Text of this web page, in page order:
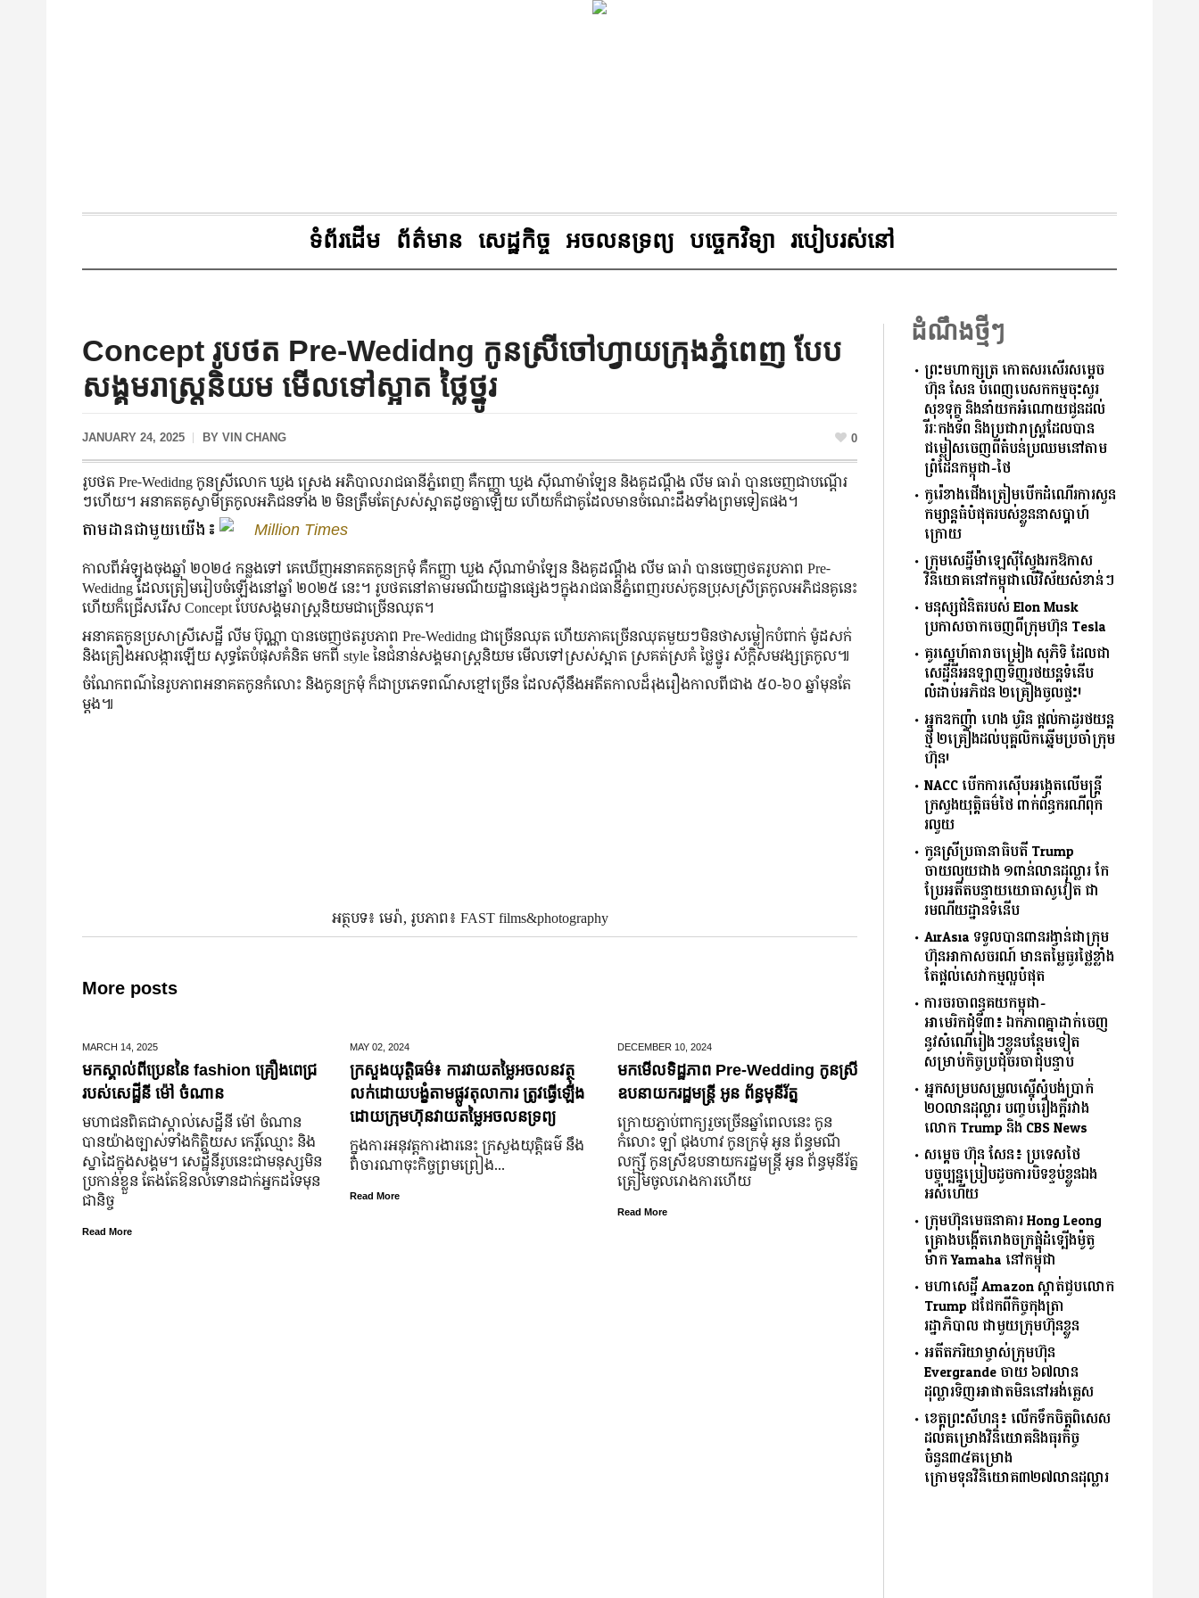
ទំព័រដើម ព័ត៌មាន សេដ្ឋកិច្ច អចលនទ្រព្យ បច្ចេកវិទ្យា របៀបរស់នៅ
Concept រូបថត Pre-Wedidng កូនស្រីចៅហ្វាយក្រុងភ្នំពេញ បែប
សង្គមរាស្រ្តនិយម មើលទៅស្អាត ថ្លៃថ្នូរ
JANUARY 24, 2025 BY VIN CHANG 0
រូបថត Pre-Wedidng កូន​ស្រី​លោក ឃួង ស្រេង អភិបាល​រាជធានី​ភ្នំពេញ គឺ​កញ្ញា ឃួង ស៊ីណាម៉ាឡែន និង​គូ​ដណ្ដឹង លីម ធារ៉ា បាន​ចេញ​ជា​បណ្ដើរ​
ៗ​ហើយ។ អនាគត​គូ​ស្វាមី​ត្រកូល​អភិជន​ទាំង ២ មិន​ត្រឹម​តែ​ស្រស់​ស្អាត​ដូច​គ្នា​ឡើយ ហើយ​ក៏​ជា​គូ​ដែល​មាន​ចំណេះ​ដឹង​ទាំង​ព្រម​ទៀត​ផង។
តាមដានជាមួយយើង៖ Million Times
កាល​ពី​អំឡុង​ចុង​ឆ្នាំ ២០២៤ កន្លង​ទៅ គេឃើញ​​អនាគត​កូន​ក្រមុំ គឺកញ្ញា ឃួង ស៊ីណាម៉ាឡែន និង​គូ​ដណ្ដឹង លីម ធារ៉ា បាន​ចេញ​ថត​រូបភាព Pre-
Wedidng ដែល​ត្រៀម​រៀបចំ​ឡើង​នៅ​ឆ្នាំ ២០២៥ នេះ។ រូប​ថត​នៅ​តាម​រមណីយដ្ឋាន​ផ្សេង​ៗ​ក្នុង​រាជធានី​ភ្នំពេញ​របស់​កូន​ប្រុស​ស្រី​ត្រកូល​អភិជន​គូ​នេះ
ហើយ​ក៏​ជ្រើសរើស Concept បែប​សង្គម​រាស្រ្តនិយម​ជាច្រើន​ឈុត។
អនាគត​​កូន​ប្រសា​ស្រី​សេដ្ឋី លីម ប៊ុណ្ណា បានចេញ​ថត​រូបភាព Pre-Wedidng ជាច្រើន​ឈុត ហើយ​ភាគច្រើន​ឈុត​មួយ​ៗ​មិន​ថា​សម្លៀកបំពាក់ ម៉ូដ​សក់
និង​គ្រឿងអលង្ការ​ឡើយ សុទ្ធតែ​បំផុសគំនិត ​មក​ពី style នៃ​ជំនាន់​សង្គម​រាស្ត្រ​និយម មើល​ទៅ​ស្រស់​ស្អាត ស្រគត់ស្រគំ ថ្លៃថ្នូរ ស័ក្តិសម​វង្សត្រកូល៕
ចំណែក​ពណ៌​នៃ​រូបភាព​អនាគតកូន​កំលោះ និង​កូនក្រមុំ ក៏​ជា​ប្រភេទ​ពណ៌​សខ្មៅច្រើន ដែល​ស៊ីនឹង​អតីតកាល​ដ៏​រុងរឿង​កាលពី​ជាង ៥០-៦០ ឆ្នាំ​មុន​តែ
ម្ដង៕
អត្ថបទ៖ មេរ៉ា, រូបភាព៖ FAST films&photography
More posts
MARCH 14, 2025
មកស្គាល់ពីប្រេននៃ​ fashion គ្រឿងពេជ្រ
របស់សេដ្ឋីនី ម៉ៅ ចំណាន
មហាជន​ពិតជា​ស្គាល់​សេដ្ឋី​នី ម៉ៅ ចំណាន
បាន​យ៉ាង​ច្បាស់​ទាំង​កិត្តិយស កេរ្តិ៍ឈ្មោះ និង​
ស្នាដៃ​ក្នុង​សង្គម។ សេដ្ឋី​នី​រូប​នេះ​ជា​មនុស្ស​មិន​
ប្រកាន់​ខ្លួន តែងតែ​ឱនលំទោន​ដាក់​អ្នក​ដទៃ​មុន​
ជានិច្ច
Read More
MAY 02, 2024
ក្រសួងយុត្តិធម៌៖ ការវាយតម្លៃអចលនវត្ថុ
លក់ដោយបង្ខំតាមផ្លូវតុលាការ ត្រូវធ្វើឡើង
ដោយក្រុមហ៊ុនវាយតម្លៃអចលនទ្រព្យ
ក្នុងការអនុវត្តការងារនេះ ក្រសួងយុត្តិធម៌ នឹង
ពិចារណាចុះកិច្ចព្រមព្រៀង...
Read More
DECEMBER 10, 2024
មកមើលទិដ្ឋភាព Pre-Wedding កូនស្រី
ឧបនាយករដ្ឋមន្រ្តី អូន ព័ន្ធមុនីរ័ត្ន
ក្រោយ​ភ្ជាប់​ពាក្យ​រួច​ច្រើន​ឆ្នាំ​ពេលនេះ កូន
កំលោះ ឡាំ ជុងហាវ កូនក្រមុំ អូន ព័ន្ធមណី
លក្ស្មី កូនស្រី​ឧបនាយករដ្ឋមន្ត្រី អូន ព័ន្ធមុនីរ័ត្ន
ត្រៀម​ចូល​រោងការ​ហើយ
Read More
ដំណឹងថ្មីៗ
ព្រះមហាក្សត្រ កោតសរសើរសម្តេច
ហ៊ុន សែន បំពេញបេសកកម្មចុះសួរ
សុខទុក្ខ និងនាំយកអំណោយជូនដល់
រីរៈកងទ័ព និងប្រជារាស្ត្រដែលបាន
ជម្លៀសចេញពីតំបន់ប្រឈមនៅតាម
ព្រំដែនកម្ពុជា-ថៃ
កូរ៉េខាងជើងត្រៀមបើកដំណើរការសួន
កម្សាន្តធំបំផុតរបស់ខ្លួននាសប្ដាហ៍
ក្រោយ
ក្រុមសេដ្ឋីម៉ាឡេស៊ីស្វែងរកឱកាស
វិនិយោគនៅកម្ពុជាលើវិស័យសំខាន់ៗ
មនុស្សជំនិតរបស់ Elon Musk
ប្រកាសចាកចេញពីក្រុមហ៊ុន Tesla
គូរស្នេហ៍តារាចម្រៀង សុភិទិ ដែលជា
សេដ្ឋីនីអនឡាញទិញរថយន្តទំនើប
លំដាប់អភិជន ២គ្រឿងចូលផ្ទះ!
អ្នកឧកញ៉ា ហេង បូរិន ផ្តល់កាដូរថយន្ត
ថ្មី ២គ្រឿងដល់បុគ្គលិកឆ្នើមប្រចាំក្រុម
ហ៊ុន!
NACC បើកការស៊ើបអង្កេតលើមន្ត្រី
ក្រសួងយុត្តិធម៌ថៃ ពាក់ព័ន្ធករណីពុក
រលួយ
កូនស្រីប្រធានាធិបតី Trump
ចាយលុយជាង ១ពាន់លានដុល្លារ កែ
ប្រែអតីតបន្ទាយយោធាសូវៀត ជា
រមណីយដ្ឋានទំនើប
AirAsia ទទួលបានពានរង្វាន់ជាក្រុម
ហ៊ុនអាកាសចរណ៍ មានតម្លៃធូរថ្លៃខ្លាំង
តែផ្ដល់សេវាកម្មល្អបំផុត
ការចរចាពន្ធគយកម្ពុជា-
អាមេរិកជុំទី៣៖ ឯកភាពគ្នាដាក់ចេញ
នូវសំណើរៀងៗខ្លួនបន្ថែមទៀត​
សម្រាប់កិច្ចប្រជុំចរចាជុំបន្ទាប់
អ្នកសម្របសម្រួលស្នើសុំបង់ប្រាក់
២០លានដុល្លារ បញ្ចប់រឿងក្ដីរវាង
លោក Trump និង CBS News
សម្តេច ហ៊ុន សែន៖ ប្រទេស​ថៃ​
បច្ចុប្បន្នប្រៀបដូចការបិទខ្ទប់ខ្លួនឯង
អស់ហើយ
ក្រុមហ៊ុនមេធនាគារ Hong Leong
គ្រោងបង្កើតរោងចក្រផ្គុំដំទ្បើងម៉ូតូ
ម៉ាក Yamaha នៅកម្ពុជា
មហាសេដ្ឋី Amazon ស្កាត់ជួបលោក
Trump ជជែកពីកិច្ចកុងត្រា
រដ្ឋាភិបាល ជាមួយក្រុមហ៊ុនខ្លួន
អតីតភរិយាម្ចាស់ក្រុមហ៊ុន
Evergrande ចាយ ៦៧លាន
ដុល្លារទិញអាផាតមិននៅអង់គ្លេស
ខេត្តព្រះសីហនុ៖ លើកទឹកចិត្តពិសេស
ដល់គម្រោងវិនិយោគនិងធុរកិច្ច
ចំនួន៣៥គម្រោង
ក្រោមទុនវិនិយោគ៣២៧លានដុល្លារ